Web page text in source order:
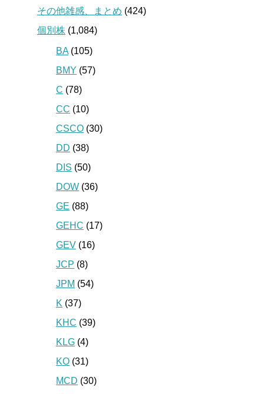
その他雑感、まとめ (424)
個別株 (1,084)
BA (105)
BMY (57)
C (78)
CC (10)
CSCO (30)
DD (38)
DIS (50)
DOW (36)
GE (88)
GEHC (17)
GEV (16)
JCP (8)
JPM (54)
K (37)
KHC (39)
KLG (4)
KO (31)
MCD (30)